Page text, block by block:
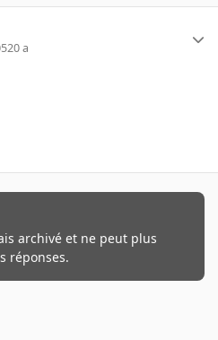
20 a
archivé et ne peut plus
réponses.